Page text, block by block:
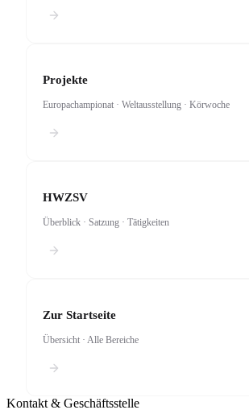
Projekte
Europachampionat · Weltausstellung · Körwoche
HWZSV
Überblick · Satzung · Tätigkeiten
Zur Startseite
Übersicht · Alle Bereiche
Kontakt & Geschäftsstelle